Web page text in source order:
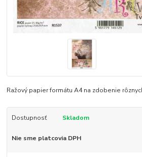
Ražový papier formátu A4 na zdobenie
Dostupnosť Skladom
Nie sme platcovia DPH